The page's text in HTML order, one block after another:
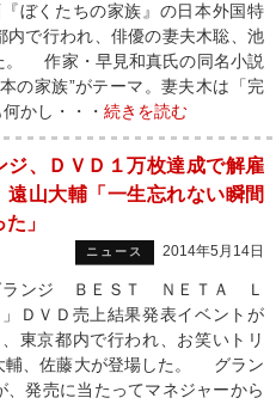
ぼくたちの家族』の日本外国特
で行われ、俳優の妻夫木聡、池
。 作家・早見和真氏の同名小説
の家族”がテーマ。妻夫木は「完
かし・・・ 続きを読む
ジ、ＤＶＤ１万枚達成で解雇
山大輔「一生忘れない瞬間
」
ニュース 2014年5月14日
ンジ ＢＥＳＴ ＮＥＴＡ Ｌ
」ＤＶＤ売上結果発表イベントが
、東京都内で行われ、お笑いトリ
輔、佐藤大が登場した。 グラン
発売に当たってマネジャーから